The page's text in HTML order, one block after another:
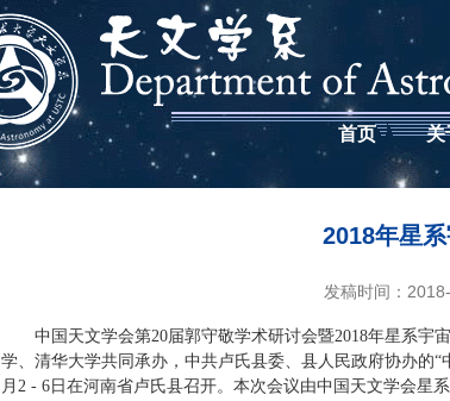
首页 关
2018年星
发稿时间：
中国天文学会第20届郭守敬学术研讨会暨2018年星系宇
学、清华大学共同承办，中共卢氏县委、县人民政府协办的“
月2 - 6日在河南省卢氏县召开。本次会议由中国天文学会星